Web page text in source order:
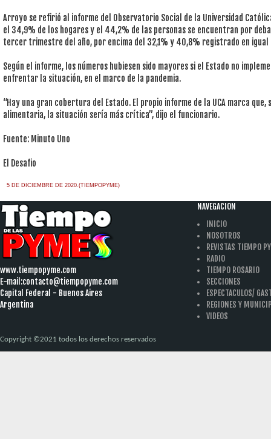
Arroyo se refirió al informe del Observatorio Social de la Universidad
el 34,9% de los hogares y el 44,2% de las personas se encuentran por
tercer trimestre del año, por encima del 32,1% y 40,8% registrado en igual
Según el informe, los números hubiesen sido mayores si el Estado no
enfrentar la situación, en el marco de la pandemia.
“Hay una gran cobertura del Estado. El propio informe de la UCA marca que,
alimentaria, la situación sería más crítica”, dijo el funcionario.
Fuente: Minuto Uno
El Desafio
5 DE DICIEMBRE DE 2020.(TIEMPOPYME)
www.tiempopyme.com
E-mail:contacto@tiempopyme.com
Capital Federal - Buenos Aires
Argentina
NAVEGACION
INICIO
NOSOTROS
REVISTAS TIEMPO
RADIO
TIEMPO ROSARIO
SECCIONES
ESPECTACULOS/
REGIONES Y
VIDEOS
Copyright ©2021 todos los derechos reservados